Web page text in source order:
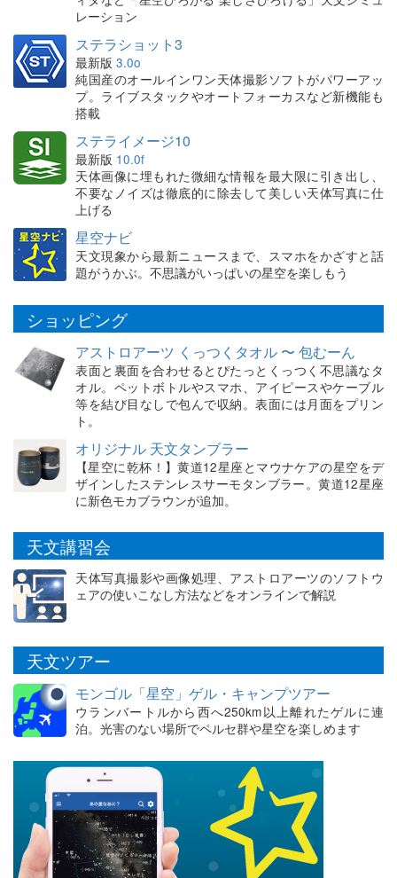
レーション
ステラショット3
最新版 3.0o
純国産のオールインワン天体撮影ソフトがパワーアッ
プ。ライブスタックやオートフォーカスなど新機能も
搭載
ステライメージ10
最新版 10.0f
天体画像に埋もれた微細な情報を最大限に引き出し、
不要なノイズは徹底的に除去して美しい天体写真に仕
上げる
星空ナビ
天文現象から最新ニュースまで、スマホをかざすと話
題がうかぶ。不思議がいっぱいの星空を楽しもう
ショッピング
アストロアーツ くっつくタオル 〜 包むーん
表面と裏面を合わせるとぴたっとくっつく不思議なタ
オル。ペットボトルやスマホ、アイピースやケーブル
等を結び目なしで包んで収納。表面には月面をプリン
ト。
オリジナル 天文タンブラー
【星空に乾杯！】黄道12星座とマウナケアの星空をデ
ザインしたステンレスサーモタンブラー。黄道12星座
に新色モカブラウンが追加。
天文講習会
天体写真撮影や画像処理、アストロアーツのソフトウ
ェアの使いこなし方法などをオンラインで解説
天文ツアー
モンゴル「星空」ゲル・キャンプツアー
ウランバートルから西へ250km以上離れたゲルに連
泊。光害のない場所でペルセ群や星空を楽しめます